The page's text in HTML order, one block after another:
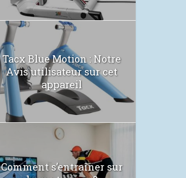
Tacx Blue Motion : Notre
Avis utilisateur sur cet
appareil
Comment s’entraîner sur